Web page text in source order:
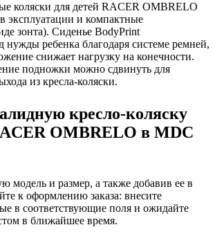
коляски для детей RACER OMBRELO
эксплуатации и компактные
зонта). Сиденье BodyPrint
нужды ребенка благодаря системе ремней,
снижает нагрузку на конечности.
подножки можно сдвинуть для
из кресла-коляски.
кресло-коляску
OMBRELO в MDC
модель и размер, а также добавив ее в
к оформлению заказа: внесите
в соответствующие поля и ожидайте
в ближайшее время.